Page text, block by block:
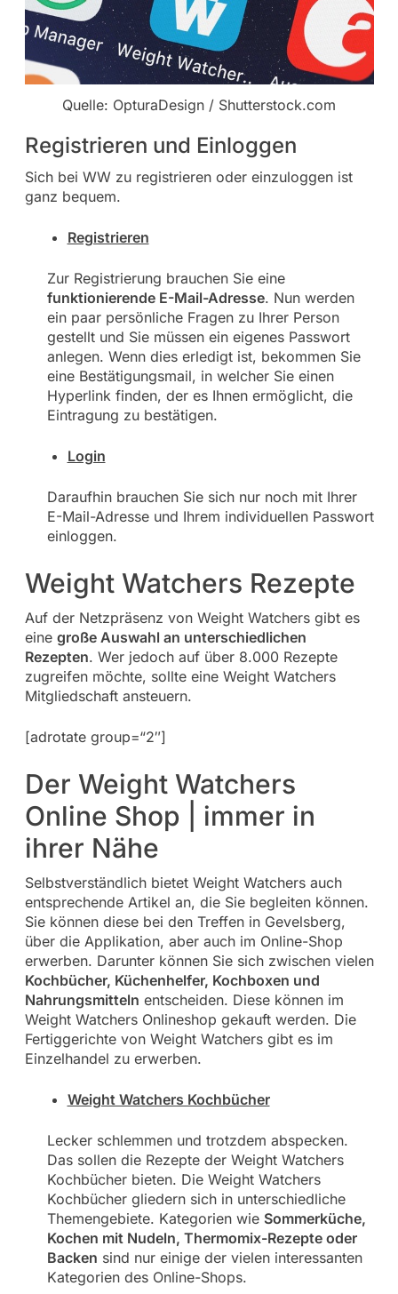
Quelle: OpturaDesign / Shutterstock.com
Registrieren und Einloggen
Sich bei WW zu registrieren oder einzuloggen ist
ganz bequem.
Registrieren
Zur Registrierung brauchen Sie eine
funktionierende E-Mail-Adresse. Nun werden
ein paar persönliche Fragen zu Ihrer Person
gestellt und Sie müssen ein eigenes Passwort
anlegen. Wenn dies erledigt ist, bekommen Sie
eine Bestätigungsmail, in welcher Sie einen
Hyperlink finden, der es Ihnen ermöglicht, die
Eintragung zu bestätigen.
Login
Daraufhin brauchen Sie sich nur noch mit Ihrer
E-Mail-Adresse und Ihrem individuellen Passwort
einloggen.
Weight Watchers Rezepte
Auf der Netzpräsenz von Weight Watchers gibt es
eine große Auswahl an unterschiedlichen
Rezepten. Wer jedoch auf über 8.000 Rezepte
zugreifen möchte, sollte eine Weight Watchers
Mitgliedschaft ansteuern.
[adrotate group=“2″]
Der Weight Watchers
Online Shop | immer in
ihrer Nähe
Selbstverständlich bietet Weight Watchers auch
entsprechende Artikel an, die Sie begleiten können.
Sie können diese bei den Treffen in Gevelsberg,
über die Applikation, aber auch im Online-Shop
erwerben. Darunter können Sie sich zwischen vielen
Kochbücher, Küchenhelfer, Kochboxen und
Nahrungsmitteln entscheiden. Diese können im
Weight Watchers Onlineshop gekauft werden. Die
Fertiggerichte von Weight Watchers gibt es im
Einzelhandel zu erwerben.
Weight Watchers Kochbücher
Lecker schlemmen und trotzdem abspecken.
Das sollen die Rezepte der Weight Watchers
Kochbücher bieten. Die Weight Watchers
Kochbücher gliedern sich in unterschiedliche
Themengebiete. Kategorien wie Sommerküche,
Kochen mit Nudeln, Thermomix-Rezepte oder
Backen sind nur einige der vielen interessanten
Kategorien des Online-Shops.